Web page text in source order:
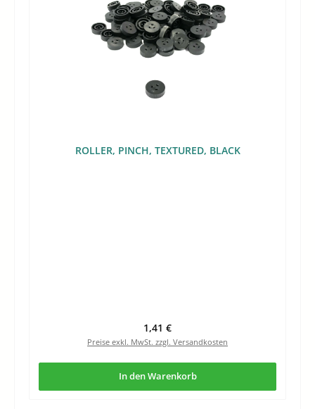
ROLLER, PINCH, TEXTURED, BLACK
Regulärer Preis:
1,41 €
Preise exkl. MwSt. zzgl. Versandkosten
In den Warenkorb